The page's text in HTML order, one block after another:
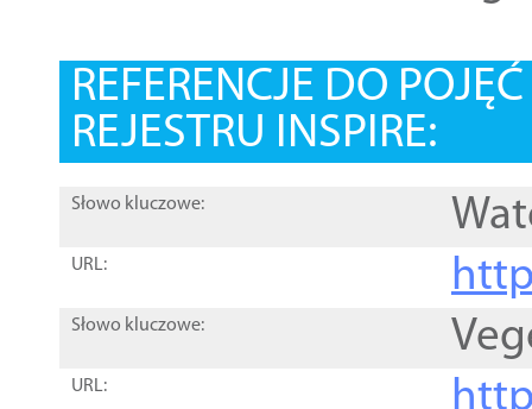
REFERENCJE DO
REJESTRU INSPIRE:
Słowo kluczowe:
URL:
Słowo kluczowe:
URL: